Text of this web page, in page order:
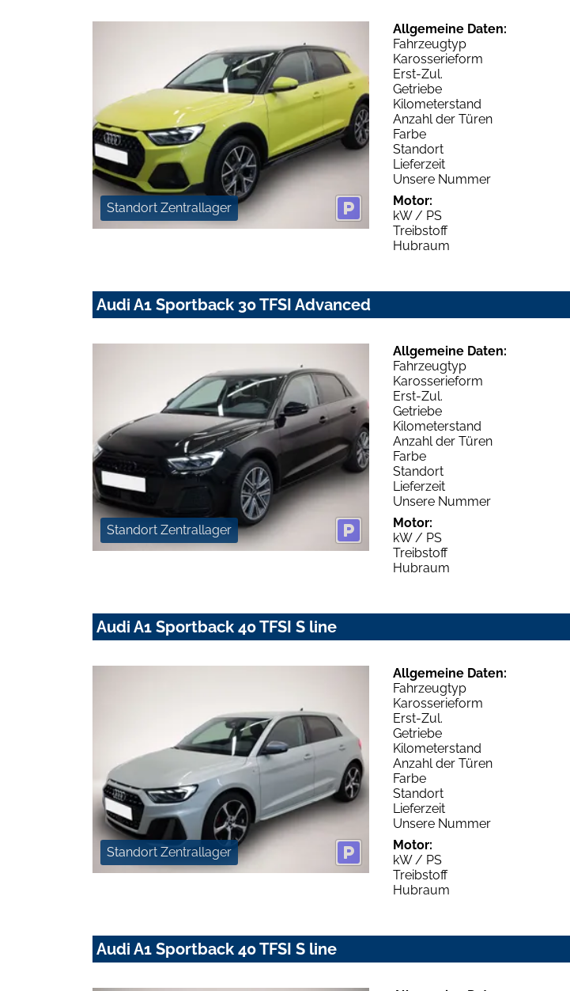
Standort Zentrallager
Allgemeine Daten:
Fahrzeugtyp
Karosserieform
Erst-Zul.
Getriebe
Kilometerstand
Anzahl der Türen
Farbe
Standort
Lieferzeit
Unsere Nummer
Motor:
kW / PS
Treibstoff
Hubraum
Audi A1 Sportback 30 TFSI Advanced
Standort Zentrallager
Allgemeine Daten:
Fahrzeugtyp
Karosserieform
Erst-Zul.
Getriebe
Kilometerstand
Anzahl der Türen
Farbe
Standort
Lieferzeit
Unsere Nummer
Motor:
kW / PS
Treibstoff
Hubraum
Audi A1 Sportback 40 TFSI S line
Standort Zentrallager
Allgemeine Daten:
Fahrzeugtyp
Karosserieform
Erst-Zul.
Getriebe
Kilometerstand
Anzahl der Türen
Farbe
Standort
Lieferzeit
Unsere Nummer
Motor:
kW / PS
Treibstoff
Hubraum
Audi A1 Sportback 40 TFSI S line